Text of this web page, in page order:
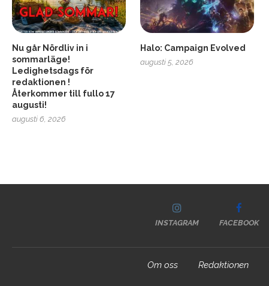
Nu går Nördliv in i
sommarläge!
Ledighetsdags för
redaktionen !
Återkommer till fullo 17
augusti!
augusti 6, 2026
Halo: Campaign Evolved
augusti 5, 2026
INSTAGRAM FACEBOOK
Om oss Redaktionen